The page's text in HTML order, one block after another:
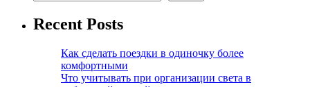
Recent Posts
Как сделать поездки в одиночку более
комфортными
Что учитывать при организации света в